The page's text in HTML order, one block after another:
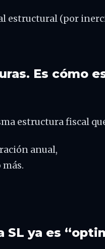
estructural (por
Es cómo
estructura fiscal
anual,
SL ya es